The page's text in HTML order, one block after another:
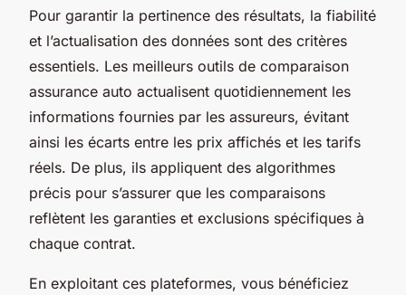
Pour garantir la pertinence des résultats, la fiabilité
et l’actualisation des données sont des critères
essentiels. Les meilleurs outils de comparaison
assurance auto actualisent quotidiennement les
informations fournies par les assureurs, évitant
ainsi les écarts entre les prix affichés et les tarifs
réels. De plus, ils appliquent des algorithmes
précis pour s’assurer que les comparaisons
reflètent les garanties et exclusions spécifiques à
chaque contrat.
En exploitant ces plateformes, vous bénéficiez